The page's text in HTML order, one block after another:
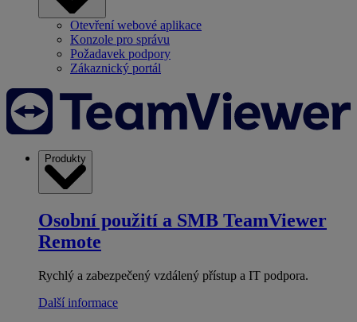
Otevření webové aplikace
Konzole pro správu
Požadavek podpory
Zákaznický portál
Produkty
Osobní použití a SMB TeamViewer
Remote
Rychlý a zabezpečený vzdálený přístup a IT podpora.
Další informace